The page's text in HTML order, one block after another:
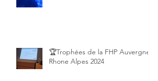
🏆Trophées de la FHP Auvergne
Rhone Alpes 2024